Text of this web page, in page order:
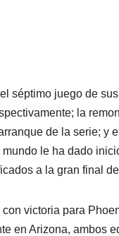
séptimo juego de
la
de la serie; y
le ha dado
a la gran final
victoria para
en Arizona, ambos